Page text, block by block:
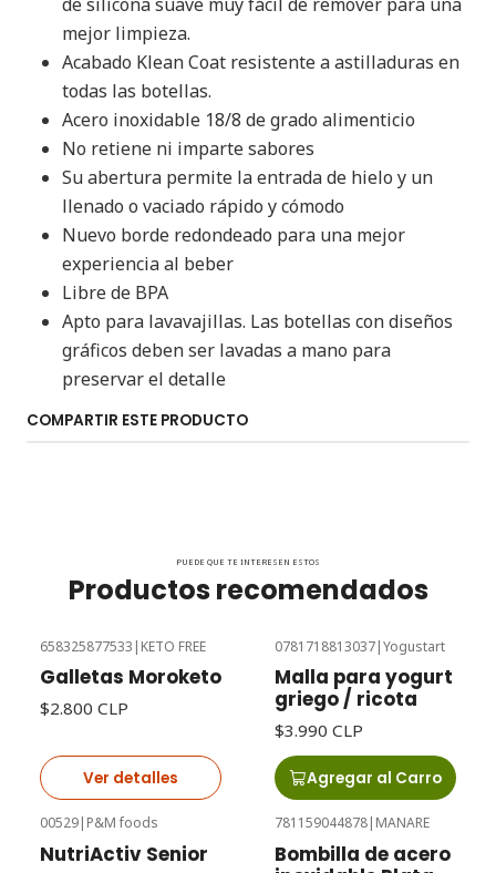
mejor limpieza.
Acabado Klean Coat resistente a astilladuras en
todas las botellas.
Acero inoxidable 18/8 de grado alimenticio
No retiene ni imparte sabores
Su abertura permite la entrada de hielo y un
llenado o vaciado rápido y cómodo
Nuevo borde redondeado para una mejor
experiencia al beber
Libre de BPA
Apto para lavavajillas. Las botellas con diseños
gráficos deben ser lavadas a mano para
preservar el detalle
COMPARTIR ESTE PRODUCTO
PUEDE QUE TE INTERESEN ESTOS
Productos recomendados
658325877533 | KETO FREE
Galletas Moroketo
$2.800 CLP
Ver detalles
0781718813037|Yogustart
Malla para yogurt
griego / ricota
$3.990 CLP
Agregar al Carro
00529| P&M foods
NutriActiv Senior
781159044878| MANARE
Bombilla de acero